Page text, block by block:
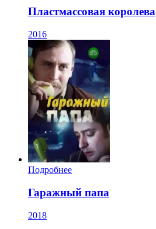
Пластмассовая королева
2016
Подробнее
Гаражный папа
2018